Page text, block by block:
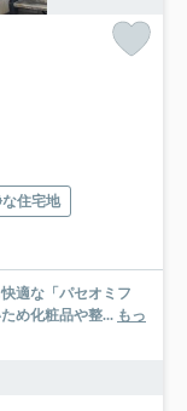
な住宅地
適な「パセオミフ
め化粧品や整... もっ